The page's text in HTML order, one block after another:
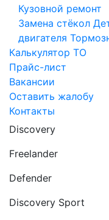
Кузовной ремонт
Замена стёкол
двигателя
Калькулятор ТО
Прайс-лист
Вакансии
Оставить жалобу
Контакты
Discovery
Freelander
Defender
Discovery Sport